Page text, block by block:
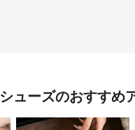
シューズのおすすめ